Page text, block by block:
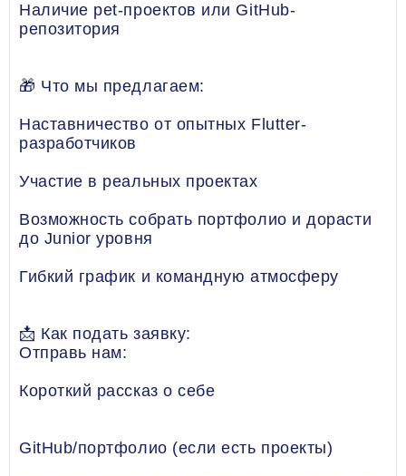
Наличие pet-проектов или GitHub-
репозитория
🎁 Что мы предлагаем:
Наставничество от опытных Flutter-
разработчиков
Участие в реальных проектах
Возможность собрать портфолио и дорасти
до Junior уровня
Гибкий график и командную атмосферу
📩 Как подать заявку:
Отправь нам:
Короткий рассказ о себе
GitHub/портфолио (если есть проекты)